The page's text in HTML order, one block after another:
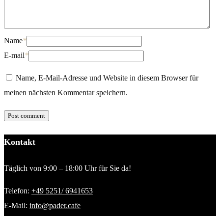
Name*
E-mail*
Name, E-Mail-Adresse und Website in diesem Browser für
meinen nächsten Kommentar speichern.
Kontakt
Täglich von 9:00 – 18:00 Uhr für Sie da!
Telefon: +49 5251/ 6941653
E-Mail: info@pader.cafe